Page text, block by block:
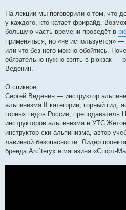
е
н
я
На лекции мы поговорили о том, что
у каждого, кто катает фрирайд.
большую часть времени проведёт в
применяться, но «не используется»
или что без него можно обойтись.
обязательно нужно взять в рюкзак —
Веденин.
О спикере:
Сергей Веденин — инструктор
альпинизма II категории, горный гид,
горных гидов России, преподаватель
инструкторов альпинизма и УТС
инструктор ски-альпинизма, автор
лавинной безопасности. Лидер
бренда Arc`teryx и магазина «Спорт-